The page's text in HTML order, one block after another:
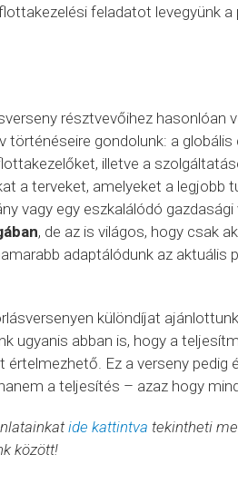
feladatot levegyünk a
résztvevőihez hasonlóan
történéseire gondolunk: a
illetve a
a terveket, amelyeket a legjobb
vagy egy eszkalálódó
, de az is világos, hogy csak
adaptálódunk az aktuális
különdíjat
ugyanis abban is, hogy a
Ez a verseny pedig
a teljesítés – azaz hogy
ide kattintva tekintheti
között!